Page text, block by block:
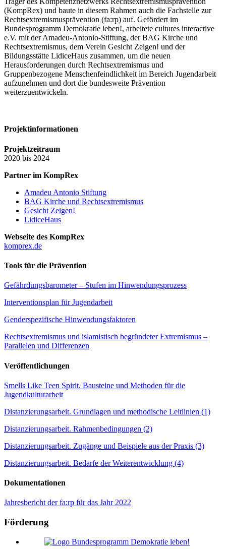
(KompRex) und baute in diesem Rahmen auch die Fachstelle zur
Rechtsextremismusprävention (fa:rp) auf. Gefördert im
Bundesprogramm Demokratie leben!, arbeitete cultures interactive
e.V. mit der Amadeu-Antonio-Stiftung, der BAG Kirche und
Rechtsextremismus, dem Verein Gesicht Zeigen! und der
Bildungsstätte LidiceHaus zusammen, um die neuen
Herausforderungen durch Rechtsextremismus und
Gruppenbezogene Menschenfeindlichkeit im Bereich Jugendarbeit
aufzunehmen und dort die bundesweite Prävention
weiterzuentwickeln.
Projektinformationen
Projektzeitraum
2020 bis 2024
Partner im KompRex
Amadeu Antonio Stiftung
BAG Kirche und Rechtsextremismus
Gesicht Zeigen!
LidiceHaus
Webseite des KompRex
komprex.de
Tools für die Prävention
Gefährdungsbarometer – Stufen im Hinwendungsprozess
Interventionsplan für Jugendarbeit
Genderspezifische Hinwendungsfaktoren
Rechtsextremismus und islamistisch begründeter Extremismus –
Parallelen und Differenzen
Veröffentlichungen
Smells Like Teen Spirit. Bausteine und Methoden für die
Jugendkulturarbeit
Distanzierungsarbeit. Grundlagen und methodische Leitlinien (1)
Distanzierungsarbeit. Rahmenbedingungen (2)
Distanzierungsarbeit. Zugänge und Beispiele aus der Praxis (3)
Distanzierungsarbeit. Bedarfe der Weiterentwicklung (4)
Dokumentationen
Jahresbericht der fa:rp für das Jahr 2022
Förderung